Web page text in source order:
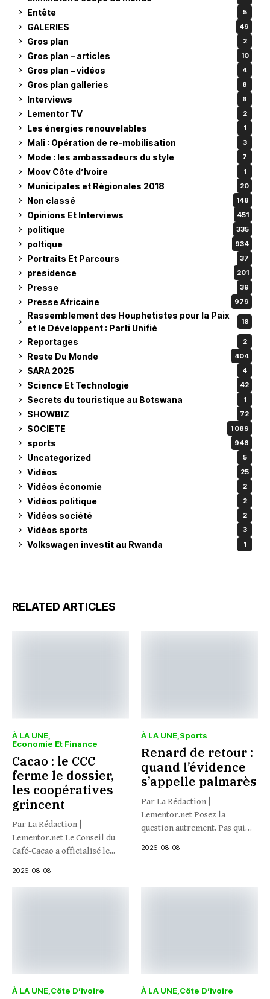
Entête 5
GALERIES 49
Gros plan 2
Gros plan – articles 10
Gros plan – vidéos 4
Gros plan galleries 8
Interviews 6
Lementor TV 2
Les énergies renouvelables 1
Mali : Opération de re-mobilisation 3
Mode : les ambassadeurs du style 7
Moov Côte d’Ivoire 1
Municipales et Régionales 2018 20
Non classé 148
Opinions Et Interviews 451
politique 335
poltique 934
Portraits Et Parcours 37
presidence 201
Presse 39
Presse Africaine 979
Rassemblement des Houphetistes pour la Paix
et le Développent : Parti Unifié
18
Reportages 2
Reste Du Monde 404
SARA 2025 4
Science Et Technologie 42
Secrets du touristique au Botswana 1
SHOWBIZ 72
SOCIETE 1 089
sports 946
Uncategorized 5
Vidéos 25
Vidéos économie 2
Vidéos politique 2
Vidéos société 2
Vidéos sports 3
Volkswagen investit au Rwanda 1
RELATED ARTICLES
À LA UNE
Economie Et Finance
Cacao : le CCC
ferme le dossier,
les coopératives
grincent
Par La Rédaction |
Lementor.net Le Conseil du
Café-Cacao a officialisé le...
2026-08-08
À LA UNE Sports
Renard de retour :
quand l’évidence
s’appelle palmarès
Par La Rédaction |
Lementor.net Posez la
question autrement. Pas qui
2026-08-08
À LA UNE Côte D’ivoire À LA UNE Côte D’ivoire